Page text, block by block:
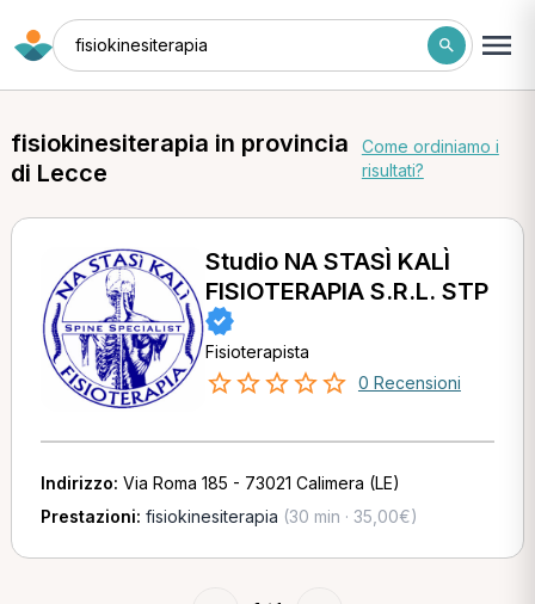
fisiokinesiterapia
fisiokinesiterapia in provincia
di Lecce
Come ordiniamo i
risultati?
Studio NA STASÌ KALÌ
FISIOTERAPIA S.R.L. STP
Fisioterapista
0 Recensioni
Indirizzo: Via Roma 185 - 73021 Calimera (LE)
Prestazioni: fisiokinesiterapia (30 min · 35,00€)